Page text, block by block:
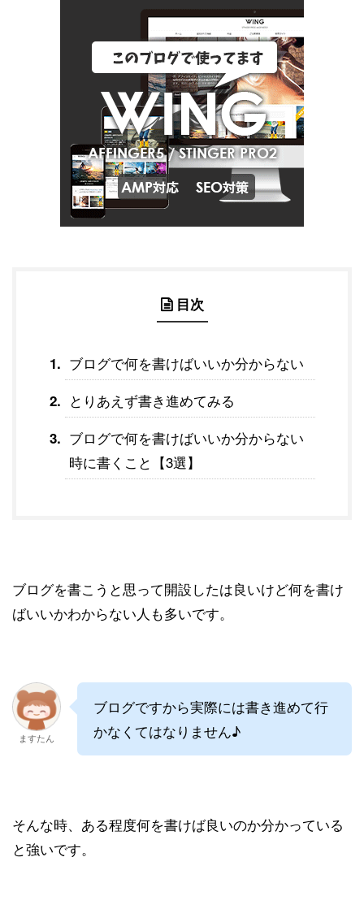
目次
ブログで何を書けばいいか分からない
とりあえず書き進めてみる
ブログで何を書けばいいか分からない
時に書くこと【3選】
ブログを書こうと思って開設したは良いけど何を書け
ばいいかわからない人も多いです。
ますたん
ブログですから実際には書き進めて行
かなくてはなりません♪
そんな時、ある程度何を書けば良いのか分かっている
と強いです。